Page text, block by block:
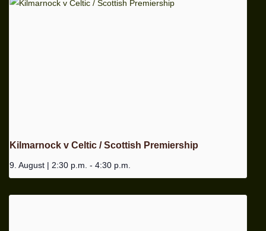
Kilmarnock v Celtic / Scottish Premiership
9. August | 2:30 p.m. - 4:30 p.m.